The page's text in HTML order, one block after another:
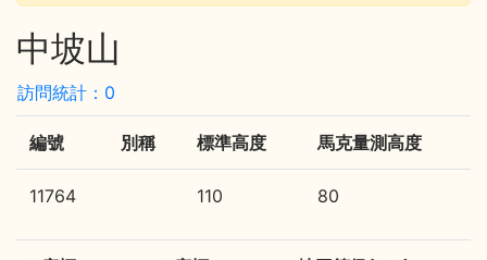
中坡山
訪問統計：0
編號 別稱 標準高度 馬克量測高度
11764 110 80